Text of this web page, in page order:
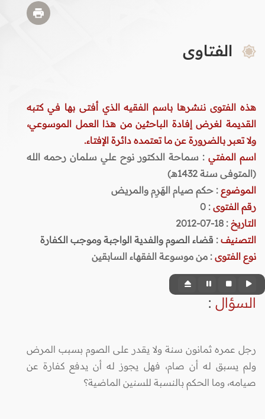
الفتاوى
هذه الفتوى ننشرها باسم الفقيه الذي أفتى بها في كتبه
القديمة لغرض إفادة الباحثين من هذا العمل الموسوعي،
ولا تعبر بالضرورة عن ما تعتمده دائرة الإفتاء.
اسم المفتي : سماحة الدكتور نوح علي سلمان رحمه الله
(المتوفى سنة 1432هـ)
الموضوع : حكم صيام الهَرِم والمريض
رقم الفتوى :
0
التاريخ : 18-07-2012
التصنيف : قضاء الصوم والفدية الواجبة وموجب الكفارة
نوع الفتوى : من موسوعة الفقهاء السابقين
السؤال :
رجل عمره ثمانون سنة ولا يقدر على الصوم بسبب المرض
ولم يسبق له أن صام، فهل يجوز له أن يدفع كفارة عن
صيامه، وما الحكم بالنسبة للسنين الماضية؟